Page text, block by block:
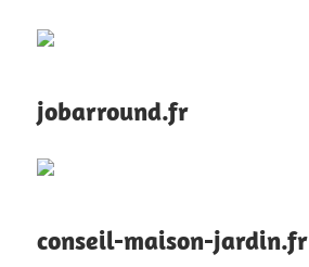
jobarround.fr
conseil-maison-jardin.fr